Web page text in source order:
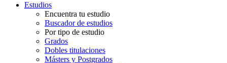
Estudios
Encuentra tu estudio
Buscador de estudios
Por tipo de estudio
Grados
Dobles titulaciones
Másters y Postgrados